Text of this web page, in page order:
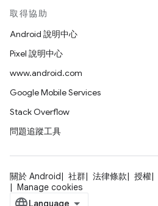
取得協助
Android 說明中心
Pixel 說明中心
www.android.com
Google Mobile Services
Stack Overflow
問題追蹤工具
關於 Android 社群 法律條款 授權
Manage cookies